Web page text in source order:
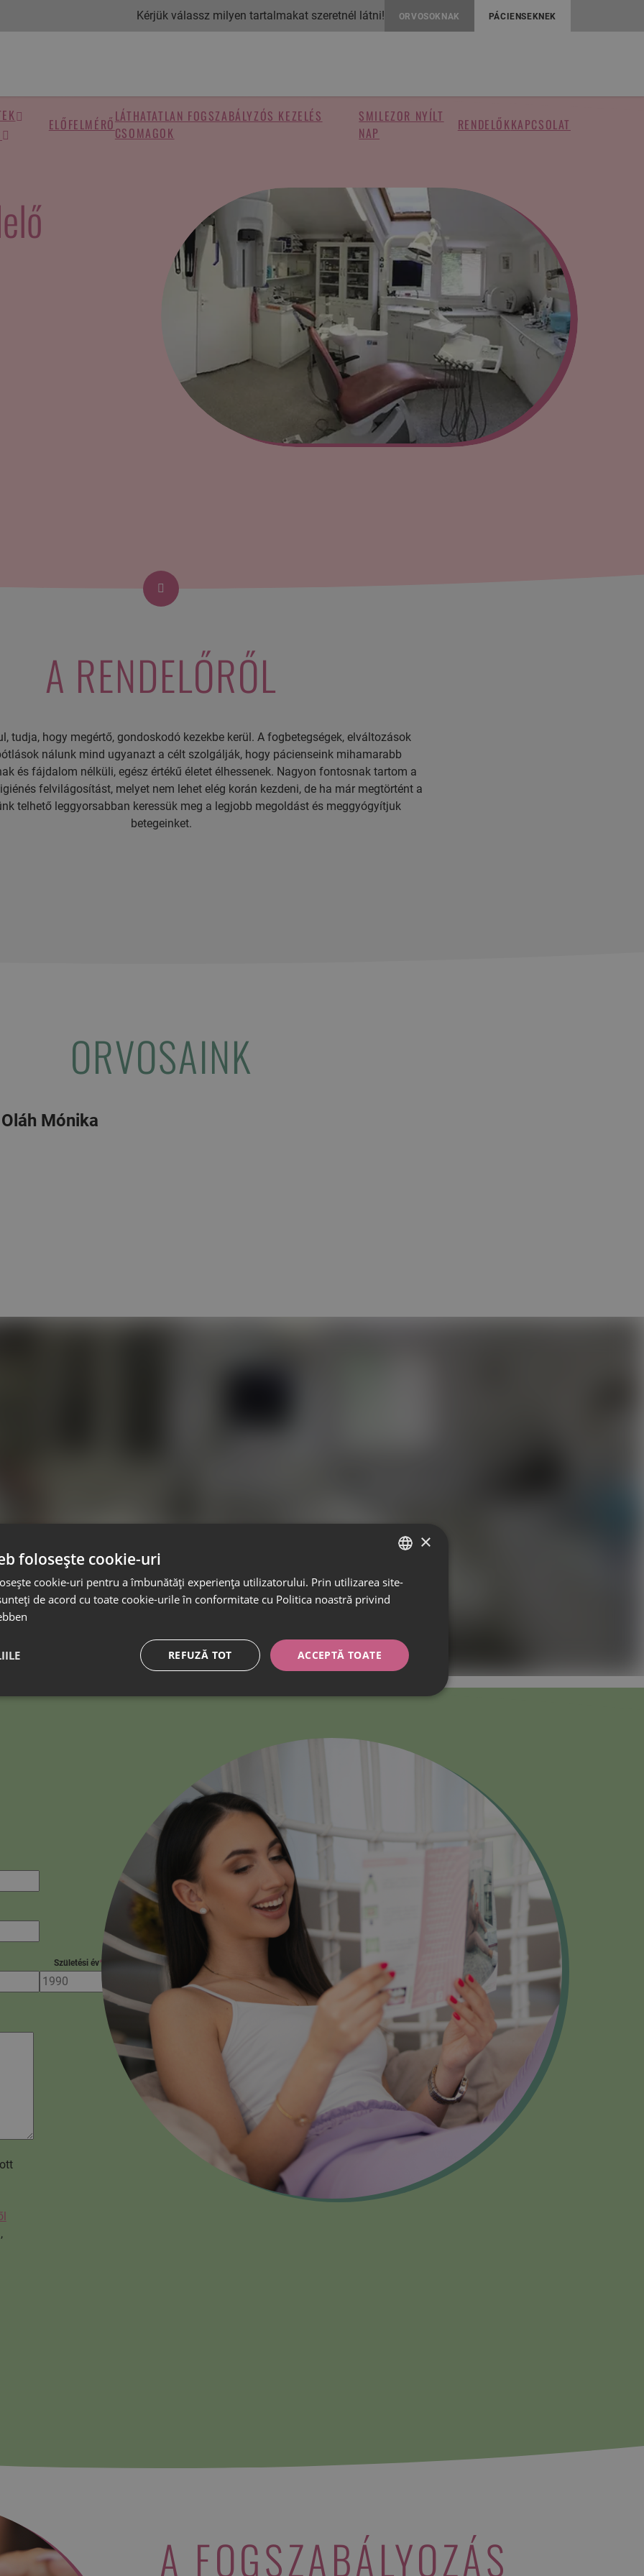
Kérjük válassz milyen tartalmakat szeretnél látni! ORVOSOKNAK PÁCIENSEKNEK
ELŐFELMÉRŐLÁTHATATLAN FOGSZABÁLYZÓS KEZELÉS
CSOMAGOK
SMILEZOR NYÍLT
NAP
RENDELŐKKAPCSOLAT
A RENDELŐRŐL
tudja, hogy megértő, gondoskodó kezekbe kerül. A fogbetegségek, elváltozások
nálunk mind ugyanazt a célt szolgálják, hogy pácienseink mihamarabb
és fájdalom nélküli, egész értékű életet élhessenek. Nagyon fontosnak tartom a
felvilágosítást, melyet nem lehet elég korán kezdeni, de ha már megtörtént a
telhető leggyorsabban keressük meg a legjobb megoldást és meggyógyítjuk
betegeinket.
ORVOSAINK
Mónika
Születési év*
A FOGSZABÁLYOZÁS
HUNGARIAN
ROMANIAN
×
folosește cookie-uri
cookie-uri pentru a îmbunătăți experiența utilizatorului. Prin utilizarea site-
de acord cu toate cookie-urile în conformitate cu Politica noastră privind
ACCEPTĂ TOATE
REFUZĂ TOT